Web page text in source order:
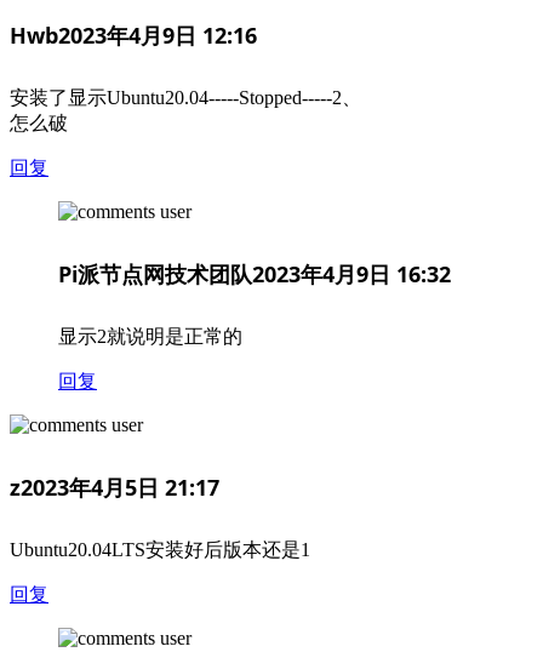
Hwb2023年4月9日 12:16
安装了显示Ubuntu20.04-----Stopped-----2、
怎么破
回复
Pi派节点网技术团队2023年4月9日 16:32
显示2就说明是正常的
回复
z2023年4月5日 21:17
Ubuntu20.04LTS安装好后版本还是1
回复